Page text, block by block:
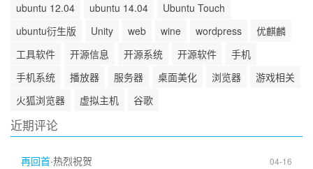
ubuntu 12.04
ubuntu 14.04
Ubuntu Touch
ubuntu衍生版
Unity web wine wordpress
优麒麟
工具软件
开源信息 开源系统 开源软件
手机
手机系统
播放器 服务器 桌面美化 浏览器
游戏相关
火狐浏览器
虚拟主机 谷歌
近期评论
再回首·热烈祝贺 04-16